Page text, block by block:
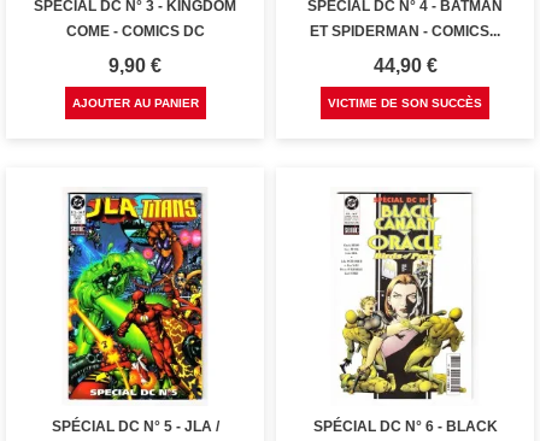
SPÉCIAL DC N° 3 - KINGDOM
COME - COMICS DC
Prix
9,90 €
AJOUTER AU PANIER
SPÉCIAL DC N° 4 - BATMAN
ET SPIDERMAN - COMICS...
Prix
44,90 €
VICTIME DE SON SUCCÈS
SPÉCIAL DC N° 5 - JLA /
SPÉCIAL DC N° 6 - BLACK